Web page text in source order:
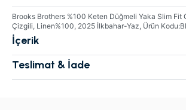
Brooks Brothers %100 Keten Düğmeli Yaka Slim Fit
Çizgili, Linen%100, 2025 İlkbahar-Yaz, Ürün
İçerik
Teslimat & İade